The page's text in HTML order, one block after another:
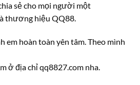
sẻ cho mọi người một
thương hiệu QQ88.
em hoàn toàn yên tâm. Theo mình
ở địa chỉ qq8827.com nha.